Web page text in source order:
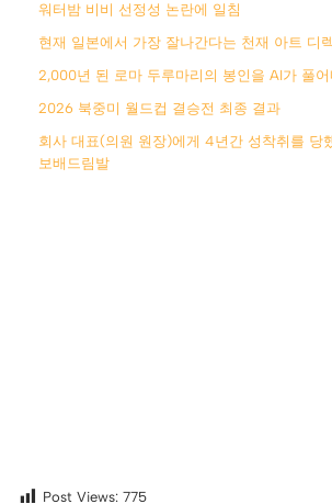
워터밤 비비 선정성 논란에 일침
현재 일본에서 가장 잘나간다는 천재 아트 디
2,000년 된 로마 두루마리의 봉인을 AI가 풀
2026 북중미 월드컵 결승전 최종 결과
회사 대표(의원 원장)에게 4년간 성착취를 당
보배드림발
Post Views: 775